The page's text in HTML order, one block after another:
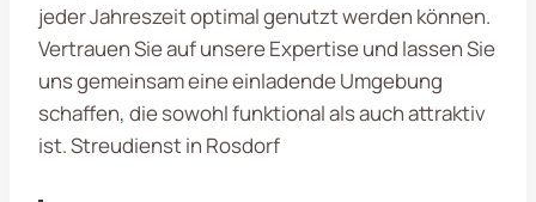
jeder Jahreszeit optimal genutzt werden können.
Vertrauen Sie auf unsere Expertise und lassen Sie
uns gemeinsam eine einladende Umgebung
schaffen, die sowohl funktional als auch attraktiv
ist. Streudienst in Rosdorf